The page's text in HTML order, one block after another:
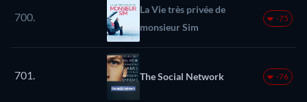
700.
La Vie très privée de
monsieur Sim
-75
701. The Social Network -76